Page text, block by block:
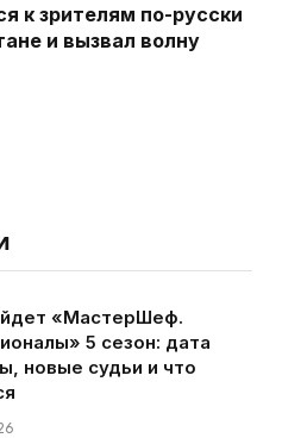
к зрителям по-русски
и вызвал волну
«МастерШеф.
5 сезон: дата
новые судьи и что